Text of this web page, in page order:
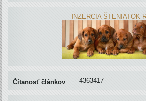
INZERCIA ŠTENIATOK
Čítanosť článkov 4363417